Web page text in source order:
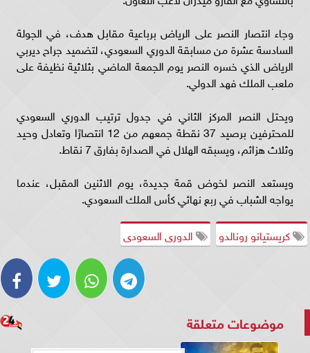
وجاء انتصار النصر على الرياض برباعية مقابل هدف، في الجولة
السادسة عشرة من مسابقة الدوري السعودي، لتضميد جراح ديربي
الرياض الذي خسره النصر يوم الجمعة الماضي بثلاثية نظيفة على
ملعب الملك فهد الدولي.
ويحتل النصر المركز الثاني في جدول ترتيب الدوري السعودي
للمحترفين برصيد 37 نقطة جمعهم من 12 انتصارًا وتعادل وحيد
وثلاث هزائم، ويسبقه الهلال في الصدارة بفارق 7 نقاط.
ويستعد النصر لخوض قمة جديدة، يوم الاثنين المقبل، عندما
يواجه الشباب في ربع نهائي كأس الملك السعودي.
كريستيانو رونالدو
الدورى السعودى
موضوعات متعلقة